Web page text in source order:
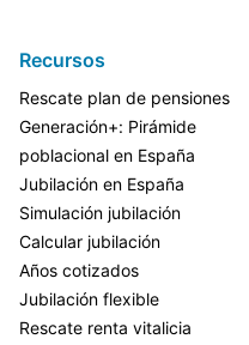
Recursos
Rescate plan de pensiones
Generación+: Pirámide
poblacional en España
Jubilación en España
Simulación jubilación
Calcular jubilación
Años cotizados
Jubilación flexible
Rescate renta vitalicia